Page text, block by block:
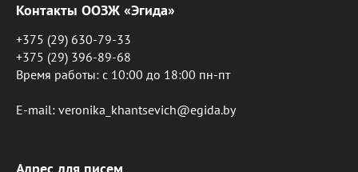
Контакты ООЗЖ «Эгида»
+375 (29) 630-79-33
+375 (29) 396-89-68
Время работы: c 10:00 до 18:00 пн-пт
E-mail: veronika_khantsevich@egida.by